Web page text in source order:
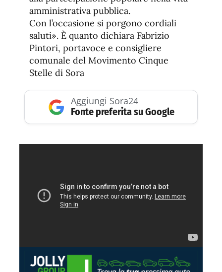
amministrativa pubblica.
Con l’occasione si porgono cordiali
saluti». È quanto dichiara Fabrizio
Pintori, portavoce e consigliere
comunale del Movimento Cinque
Stelle di Sora
Aggiungi Sora24
Fonte preferita su Google